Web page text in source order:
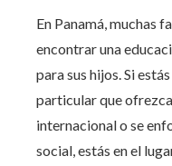
En Panamá, muchas
encontrar una
para sus hijos. Si
particular que
internacional o se
social, estás en el